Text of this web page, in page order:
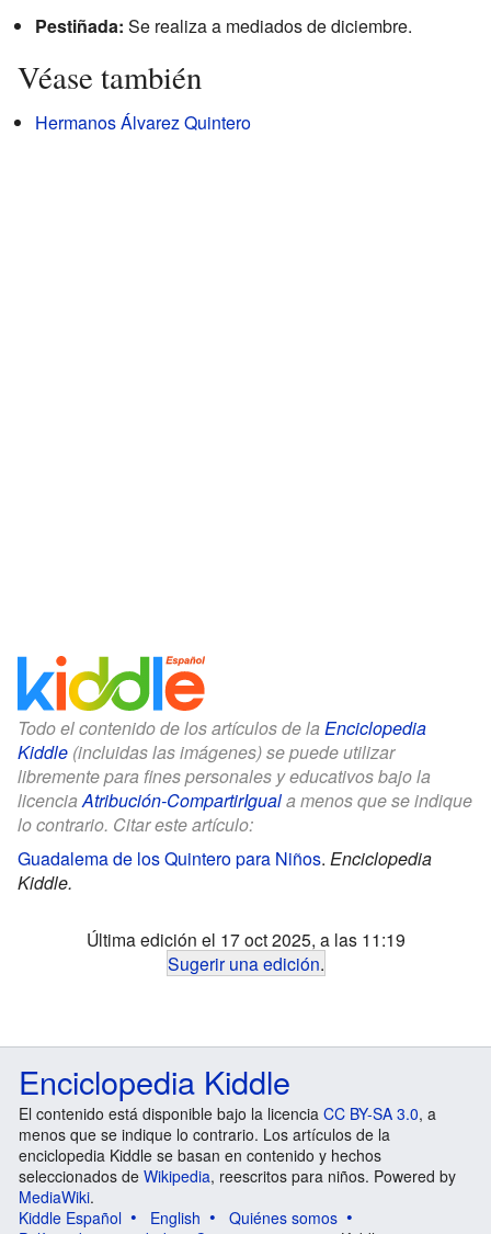
Pestiñada: Se realiza a mediados de diciembre.
Véase también
Hermanos Álvarez Quintero
Todo el contenido de los artículos de la Enciclopedia
Kiddle (incluidas las imágenes) se puede utilizar
libremente para fines personales y educativos bajo la
licencia Atribución-CompartirIguala menos que se indique
lo contrario. Citar este artículo:
Guadalema de los Quintero para Niños. Enciclopedia
Kiddle.
Última edición el 17 oct 2025, a las 11:19
Sugerir una edición.
Enciclopedia Kiddle
El contenido está disponible bajo la licencia CC BY-SA 3.0, a
menos que se indique lo contrario. Los artículos de la
enciclopedia Kiddle se basan en contenido y hechos
seleccionados de Wikipedia, reescritos para niños. Powered by
MediaWiki.
Kiddle Español
English
Quiénes somos